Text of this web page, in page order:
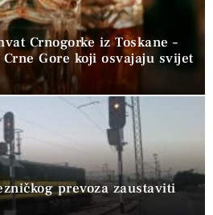
Crnogorke iz Toskane –
Gore koji osvajaju svijet
prevoza zaustaviti